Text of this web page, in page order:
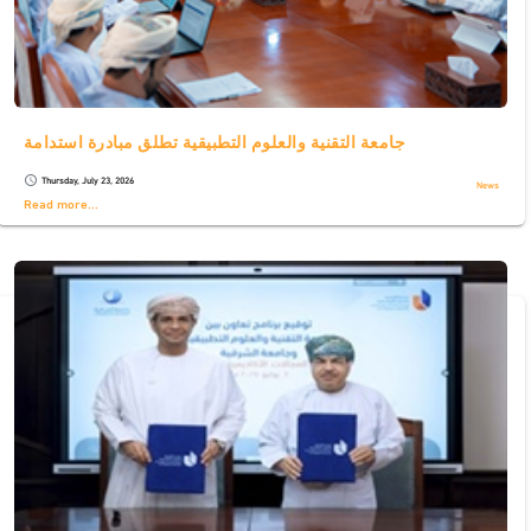
جامعة التقنية والعلوم التطبيقية تطلق مبادرة استدامة
schedule Thursday, July 23, 2026 News
Read more...